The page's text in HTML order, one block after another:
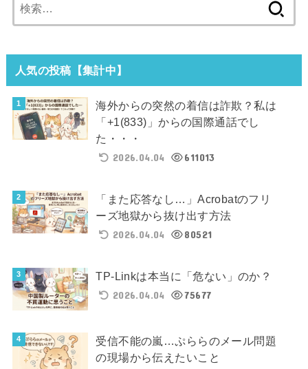
索:
人気の投稿【集計中】
海外からの突然の着信は詐欺？私は
「+1(833)」からの国際通話でし
た・・・
2026.04.04
611013
「また応答なし…」Acrobatのフリ
ーズ地獄から抜け出す方法
2026.04.04
80521
TP-Linkは本当に「危ない」のか？
2026.04.04
75677
受信不能の嵐…ぷららのメール問題
の現場から伝えたいこと